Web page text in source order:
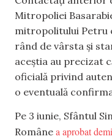
Mitropoliei
mitropolitului Petru
rând de vârsta și
aceștia au precizat
oficială privind
o eventuală
Pe 3 iunie, Sfântul
Române a aprobat